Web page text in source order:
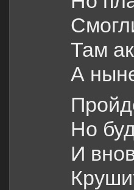
Там
А
Но
И